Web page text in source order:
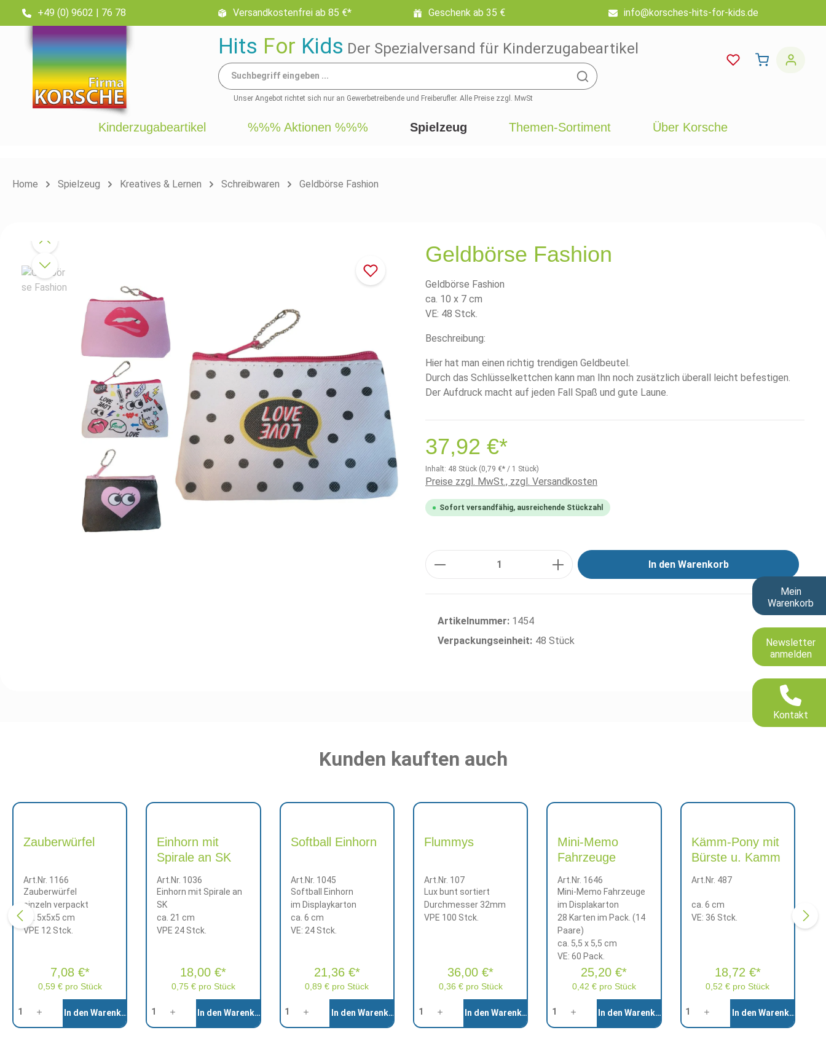
springen
+49 (0) 9602 | 76 78 Versandkostenfrei ab 85 €* Geschenk ab 35 € info@korsches-hits-for-kids.de
Hits For Kids Der Spezialversand für Kinderzugabeartikel
Unser Angebot richtet sich nur an Gewerbetreibende und Freiberufler. Alle Preise zzgl. MwSt
Kinderzugabeartikel %%% Aktionen %%% Spielzeug Themen-Sortiment Über Korsche
Home Spielzeug Kreatives & Lernen Schreibwaren Geldbörse Fashion
Geldbörse Fashion
Geldbörse Fashion
ca. 10 x 7 cm
VE: 48 Stck.
Beschreibung:
Hier hat man einen richtig trendigen Geldbeutel.
Durch das Schlüsselkettchen kann man Ihn noch zusätzlich überall leicht befestigen.
Der Aufdruck macht auf jeden Fall Spaß und gute Laune.
37,92 €*
Inhalt: 48 Stück (0,79 €* / 1 Stück)
Preise zzgl. MwSt., zzgl. Versandkosten
Sofort versandfähig, ausreichende Stückzahl
In den Warenkorb
Artikelnummer: 1454
Verpackungseinheit: 48 Stück
Kunden kauften auch
Zauberwürfel
Art.Nr. 1166
Zauberwürfel
einzeln verpackt
ca. 5x5x5 cm
VPE 12 Stck.
0,59 € pro Stück
7,08 €*
Anzahl
In den Warenkorb
Einhorn mit
Spirale an SK
Art.Nr. 1036
Einhorn mit Spirale an
SK
ca. 21 cm
VPE 24 Stck.
0,75 € pro Stück
18,00 €*
Anzahl
In den Warenkorb
Softball Einhorn
Art.Nr. 1045
Softball Einhorn
im Displaykarton
ca. 6 cm
VE: 24 Stck.
0,89 € pro Stück
21,36 €*
Anzahl
In den Warenkorb
Flummys
Art.Nr. 107
Lux bunt sortiert
Durchmesser 32mm
VPE 100 Stck.
0,36 € pro Stück
36,00 €*
Anzahl
In den Warenkorb
Mini-Memo
Fahrzeuge
Art.Nr. 1646
Mini-Memo Fahrzeuge
im Displakarton
28 Karten im Pack. (14
Paare)
ca. 5,5 x 5,5 cm
VE: 60 Pack.
0,42 € pro Stück
25,20 €*
Anzahl
In den Warenkorb
Kämm-Pony mit
Bürste u. Kamm
Art.Nr. 487
ca. 6 cm
VE: 36 Stck.
0,52 € pro Stück
18,72 €*
Anzahl
In den Warenkorb
Mein
Warenkorb
Newsletter
anmelden
Kontakt